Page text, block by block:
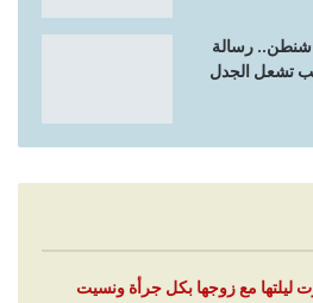
رسالة
تشعل الجدل
ليلتها مع زوجها بكل جرأة ونسيت